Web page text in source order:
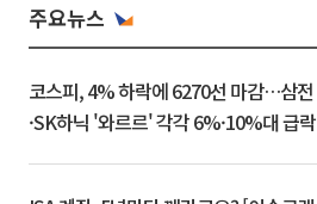
주요뉴스
코스피, 4% 하락에 6270선 마감…삼전
·SK하닉 '와르르' 각각 6%·10%대 급락